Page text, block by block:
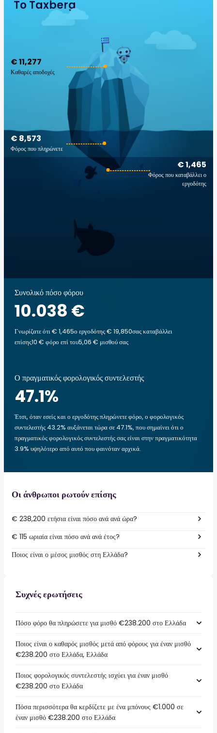
To Taxberg
€ 11,277
Καθαρές αποδοχές
€ 1,465
Φόρος που καταβάλλει ο
εργοδότης
€ 8,573
Φόρος που πληρώνετε
Συνολικό πόσο φόρου
10.038 €
Γνωρίζατε ότι € 1,465ο εργοδότης € 19,850σας καταβάλλει
επίσης10 € φόρο επί του5,06 € μισθού σας
Ο πραγματικός φορολογικός συντελεστής
47.1%
Έτσι, όταν εσείς και ο εργοδότης πληρώνετε φόρο, ο φορολογικός
συντελεστής 43.2% αυξάνεται τώρα σε 47.1%, που σημαίνει ότι ο
πραγματικός φορολογικός συντελεστής σας είναι στην πραγματικότητα
3.9% υψηλότερο από αυτό που φαινόταν αρχικά.
Οι άνθρωποι ρωτούν επίσης
€ 238,200 ετήσια είναι πόσο ανά ανά ώρα?
€ 115 ωριαία είναι πόσο ανά ανά έτος?
Ποιος είναι ο μέσος μισθός στη Ελλάδα?
Συχνές ερωτήσεις
Πόσο φόρο θα πληρώσετε για μισθό €238.200 στο Ελλάδα
Ποιος είναι ο καθαρός μισθός μετά από φόρους για έναν μισθό
€238.200 στο Ελλάδα, Ελλάδα
Ποιος φορολογικός συντελεστής ισχύει για έναν μισθό
€238.200 στο Ελλάδα
Πόσα περισσότερα θα κερδίζετε με ένα μπόνους €1.000 σε
έναν μισθό €238.200 στο Ελλάδα